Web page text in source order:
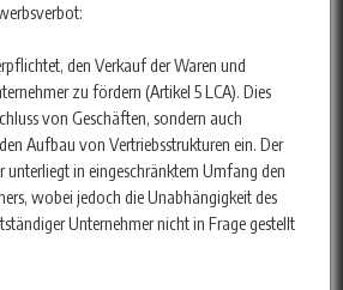
den Verkauf der Waren und
zu fördern (Artikel 5 LCA). Dies
von Geschäften, sondern auch
Aufbau von Vertriebsstrukturen ein. Der
unterliegt in eingeschränktem Umfang den
wobei jedoch die Unabhängigkeit des
Unternehmer nicht in Frage gestellt